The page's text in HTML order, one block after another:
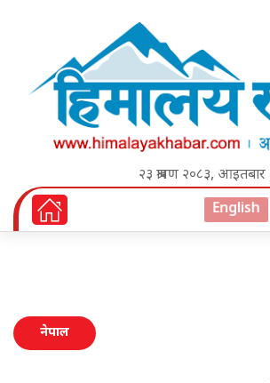
२३ श्रावण २०८३,
English
नेपाल